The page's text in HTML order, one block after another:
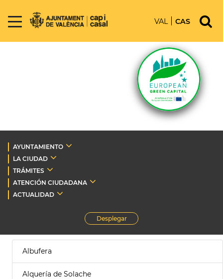
VAL CAS
AYUNTAMIENTO
LA CIUDAD
TRÁMITES
ATENCIÓN CIUDADANA
ACTUALIDAD
Desplegar
Albufera
Alquería de Solache